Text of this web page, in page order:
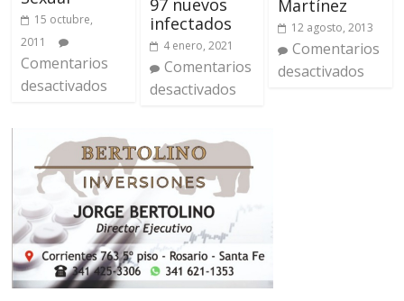
15 octubre,
2011
Comentarios
desactivados
infectados
4 enero, 2021
Comentarios
desactivados
Martínez
12 agosto, 2013
Comentarios
desactivados